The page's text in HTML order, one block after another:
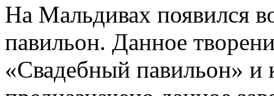
На Мальдивах появился
павильон. Данное
«Свадебный павильон» и